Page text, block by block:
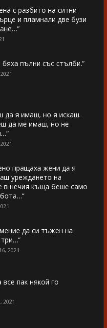
с разбито на ситни
и пламнали две бузи
пълни със стълби.”
да я имаш, но я искаш.
да ме имаш, но не
пращаха жени да я
уреждането на
в нечия къща беше само
да си тъжен на
2021
все пак някой го
2021